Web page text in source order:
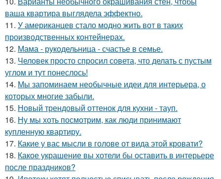
ваша квартира выглядела эффектно.
11. У американцев стало модно жить вот в таких
производственных контейнерах.
12. Мама - рукодельница - счастье в семье.
13. Человек просто спросил совета, что делать с пустым
углом и тут понеслось!
14. Мы запоминаем необычные идеи для интерьера, о
которых многие забыли.
15. Новый трендовый оттенок для кухни - тауп.
16. Ну мы хоть посмотрим, как люди принимают
купленную квартиру.
17. Какие у вас мысли в голове от вида этой кровати?
18. Какое украшение вы хотели бы оставить в интерьере
после праздников?